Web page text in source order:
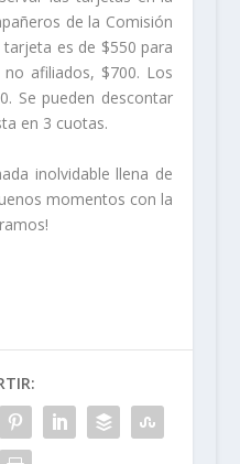
de la Comisión
tarjeta es de $550 para
afiliados, $700. Los
Se pueden descontar
en 3 cuotas.
inolvidable llena de
momentos con la